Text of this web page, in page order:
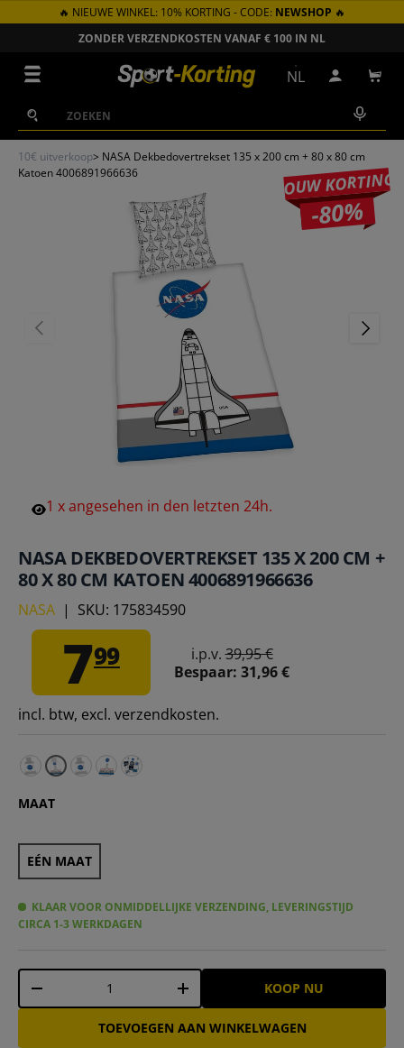
GA NAAR INHOUD
🔥 NIEUWE WINKEL: 10% KORTING - CODE: NEWSHOP 🔥
ZONDER VERZENDKOSTEN VANAF € 100 IN NL
Zoeken
Zoeken
NL Inloggen
10€ uitverkoop> NASA Dekbedovertrekset 135 x 200 cm + 80 x 80 cm
Katoen 4006891966636
JOUW KORTING
-80%
VORIGE
1 xangesehen in den letzten 24h.
NASA DEKBEDOVERTREKSET 135 X 200 CM +
80 X 80 CM KATOEN 4006891966636
NASA | SKU: 175834590
799 i.p.v.39,95 €
Bespaar: 31,96 €
incl. btw, excl. verzendkosten.
MAAT
EÉN MAAT
KLAAR VOOR ONMIDDELLIJKE VERZENDING, LEVERINGSTIJD
CIRCA 1-3 WERKDAGEN
Aantal
-
+ KOOP NU
TOEVOEGEN AAN WINKELWAGEN